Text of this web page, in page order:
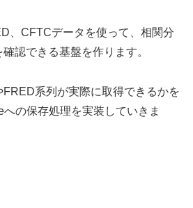
、CFTCデータを使って、相関分
認できる基盤を作ります。
系列が実際に取得できるかを
の保存処理を実装していきま